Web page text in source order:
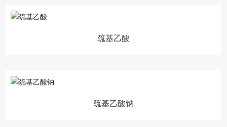
巯基乙酸
巯基乙酸钠